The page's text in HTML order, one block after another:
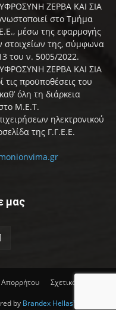
ΖΕΡΒΑ ΚΑΙ ΣΙΑ
στο Τμήμα
μέσω της εφαρμογής
της, σύμφωνα
του ν. 5005/2022.
ΖΕΡΒΑ ΚΑΙ ΣΙΑ
τις προϋποθέσεις του
όλη τη διάρκεια
Μ.Ε.Τ.
ηλεκτρονικού
της Γ.Γ.Ε.Ε.
μας
Απορρήτου Σχετικά με εμάς
by Brandex Hellas™